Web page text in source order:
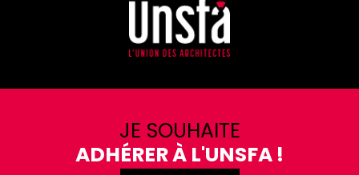
JE SOUHAITE
ADHÉRER À L'UNSFA !